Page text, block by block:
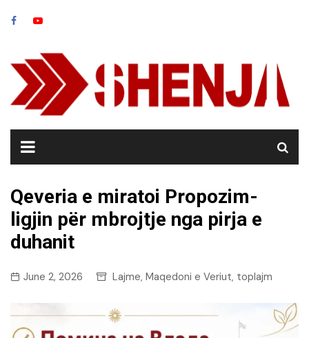
Qeveria e miratoi Propozim-
ligjin për mbrojtje nga pirja e
duhanit
June 2, 2026 Lajme, Maqedoni e Veriut, toplajm